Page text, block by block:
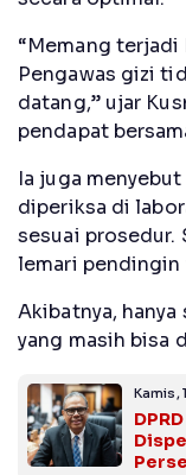
“Memang terjadi
Pengawas gizi
datang,” ujar
pendapat
Ia juga
diperiksa di
sesuai prosedur.
lemari pendingin
Akibatnya,
yang masih bisa
Kamis,